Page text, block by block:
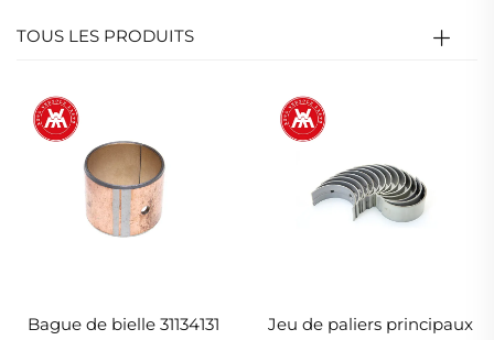
TOUS LES PRODUITS
Bague de bielle 31134131
Jeu de paliers principaux